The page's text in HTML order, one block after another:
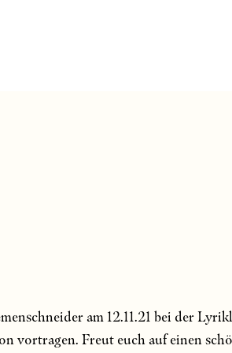
am 12.11.21 bei der
vortragen. Freut euch auf einen